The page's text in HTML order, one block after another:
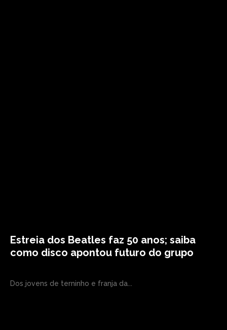
Estreia dos Beatles faz 50 anos; saiba
como disco apontou futuro do grupo
Dos jovens de terninho e franja da...